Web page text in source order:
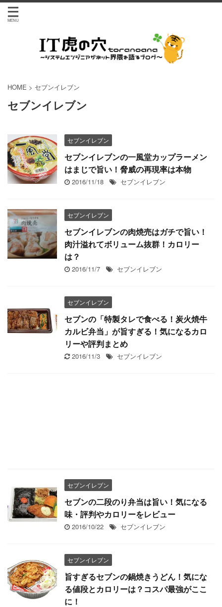
HOME > セブンイレブン
セブンイレブン
セブンイレブン
セブンイレブンの一風堂カップラーメン
はまじで旨い！脅威の再現率は本物
2016/11/18 セブンイレブン
セブンイレブン
セブンイレブンの肉焼売はガチで旨い！
肉汁溢れてボリューム抜群！カロリー
は？
2016/11/7 セブンイレブン
セブンイレブン
セブンの「特製タレで食べる！炭火焼牛
カルビ弁当」が旨すぎる！気になるカロ
リーや評判まとめ
2016/11/3 セブンイレブン
セブンイレブン
セブンの二段のり弁当は旨い！気になる
味・評判やカロリーをレビュー
2016/10/22 セブンイレブン
セブンイレブン
旨すぎるセブンの鍋焼きうどん！気にな
る値段とカロリーは？コスパ最強がここ
に！